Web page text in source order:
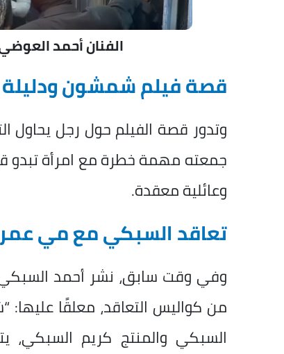
الفنان أحمد
قصة فيلم شمشون ودليلة
وتدور قصة الفيلم حول رجل يحاول
جمعته مهمة خطرة مع امرأة تبدو
وعائلية معقدة.
تعاقد السبكي مع مي عمر
وفي وقت سابق، نشر أحمد
من كواليس التعاقد، معلقًا عليها:
السبكي والمنتج كريم